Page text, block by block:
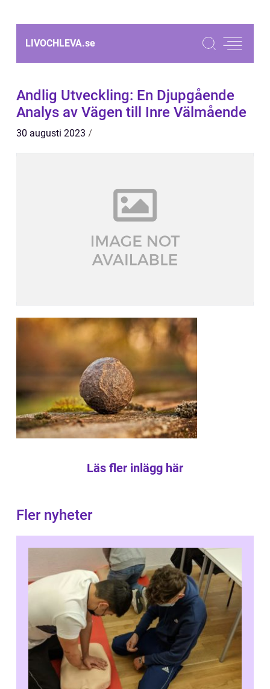
LIVOCHLEVA.se
Andlig Utveckling: En Djupgående
Analys av Vägen till Inre Välmående
30 augusti 2023
Läs fler inlägg här
Fler nyheter